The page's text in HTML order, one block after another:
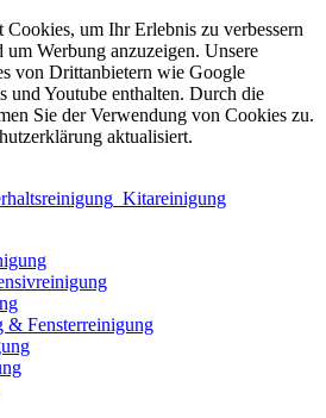
Cookies, um Ihr Erlebnis zu verbessern
um Werbung anzuzeigen. Unsere
von Drittanbietern wie Google
und Youtube enthalten. Durch die
Sie der Verwendung von Cookies zu.
aktualisiert.
& Fensterreinigung